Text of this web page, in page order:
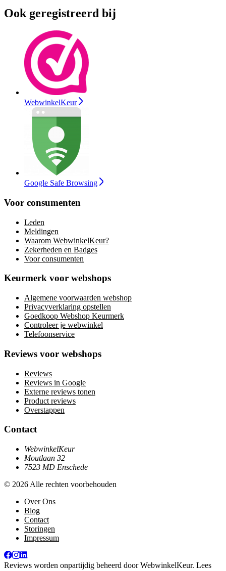
Ook geregistreerd bij
WebwinkelKeur
Google Safe Browsing
Voor consumenten
Leden
Meldingen
Waarom WebwinkelKeur?
Zekerheden en Badges
Voor consumenten
Keurmerk voor webshops
Algemene voorwaarden webshop
Privacyverklaring opstellen
Goedkoop Webshop Keurmerk
Controleer je webwinkel
Telefoonservice
Reviews voor webshops
Reviews
Reviews in Google
Externe reviews tonen
Product reviews
Overstappen
Contact
WebwinkelKeur
Moutlaan 32
7523 MD Enschede
© 2026 Alle rechten voorbehouden
Over Ons
Blog
Contact
Storingen
Impressum
Reviews worden onpartijdig beheerd doorWebwinkelKeur. Lees